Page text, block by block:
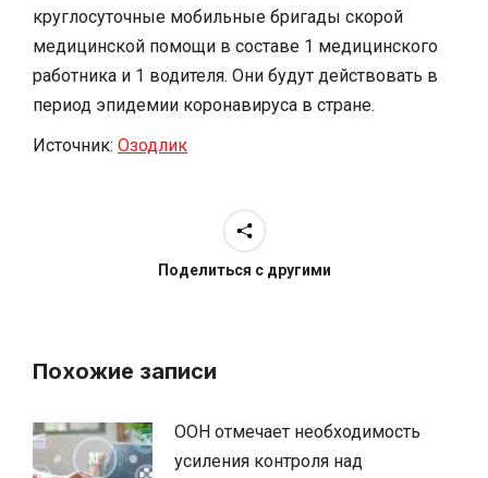
круглосуточные мобильные бригады скорой
медицинской помощи в составе 1 медицинского
работника и 1 водителя. Они будут действовать в
период эпидемии коронавируса в стране.
Источник: Озодлик
Поделиться с другими
Похожие записи
ООН отмечает необходимость
усиления контроля над